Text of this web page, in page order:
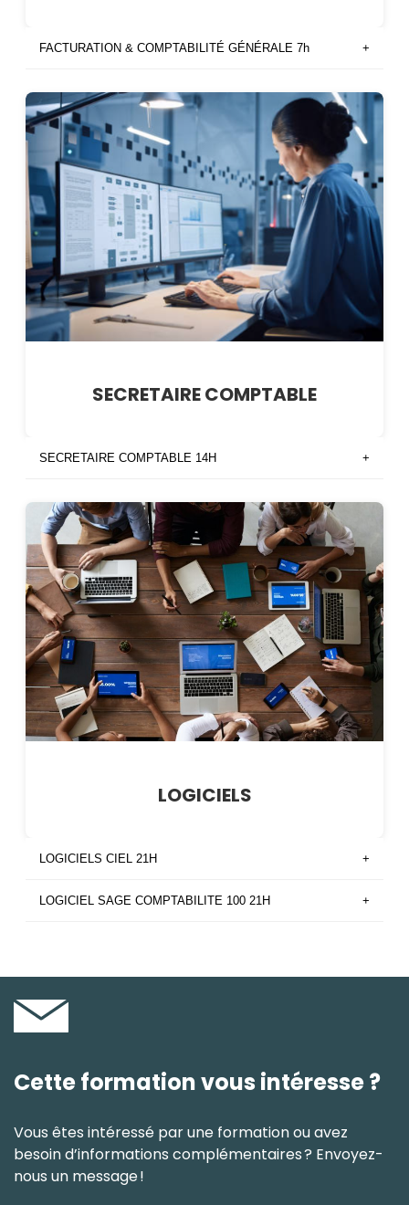
FACTURATION & COMPTABILITÉ GÉNÉRALE 7h +
SECRETAIRE COMPTABLE
SECRETAIRE COMPTABLE 14H +
LOGICIELS
LOGICIELS CIEL 21H +
LOGICIEL SAGE COMPTABILITE 100 21H +
Cette formation vous intéresse ?
Vous êtes intéressé par une formation ou avez
besoin d’informations complémentaires ? Envoyez-
nous un message !